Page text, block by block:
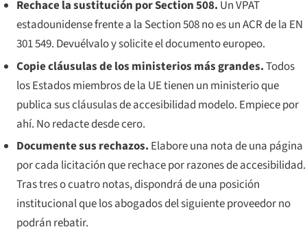
Rechace la sustitución por Section 508. Un VPAT
estadounidense frente a la Section 508 no es un ACR de la EN
301 549. Devuélvalo y solicite el documento europeo.
Copie cláusulas de los ministerios más grandes.Todos
los Estados miembros de la UE tienen un ministerio que
publica sus cláusulas de accesibilidad modelo. Empiece por
ahí. No redacte desde cero.
Documente sus rechazos. Elabore una nota de una página
por cada licitación que rechace por razones de accesibilidad.
Tras tres o cuatro notas, dispondrá de una posición
institucional que los abogados del siguiente proveedor no
podrán rebatir.